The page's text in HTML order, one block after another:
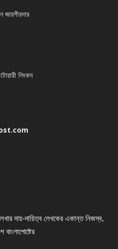
জায়গীরদার
লিংকন
দায়-দায়িত্ব লেখকের একান্ত নিজস্ব,